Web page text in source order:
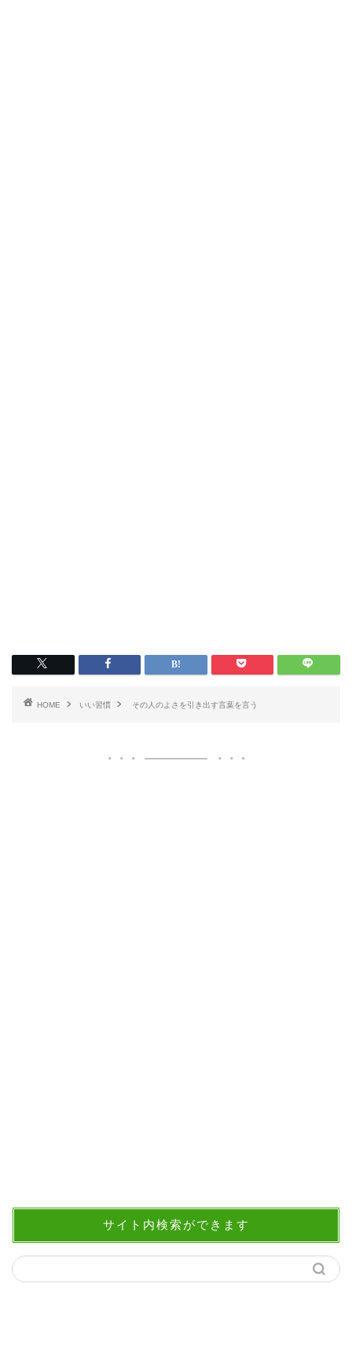
HOME いい習慣 その人のよさを引き出す言葉を言う
サイト内検索ができます